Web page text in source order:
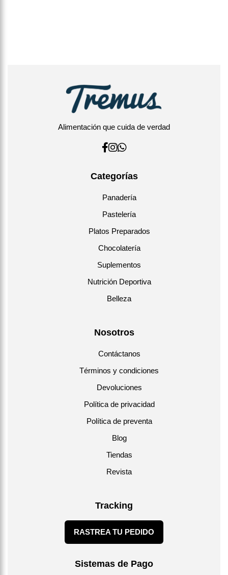
Alimentación que cuida de verdad
Categorías
Panadería
Pastelería
Platos Preparados
Chocolatería
Suplementos
Nutrición Deportiva
Belleza
Nosotros
Contáctanos
Términos y condiciones
Devoluciones
Política de privacidad
Política de preventa
Blog
Tiendas
Revista
Tracking
RASTREA TU PEDIDO
Sistemas de Pago